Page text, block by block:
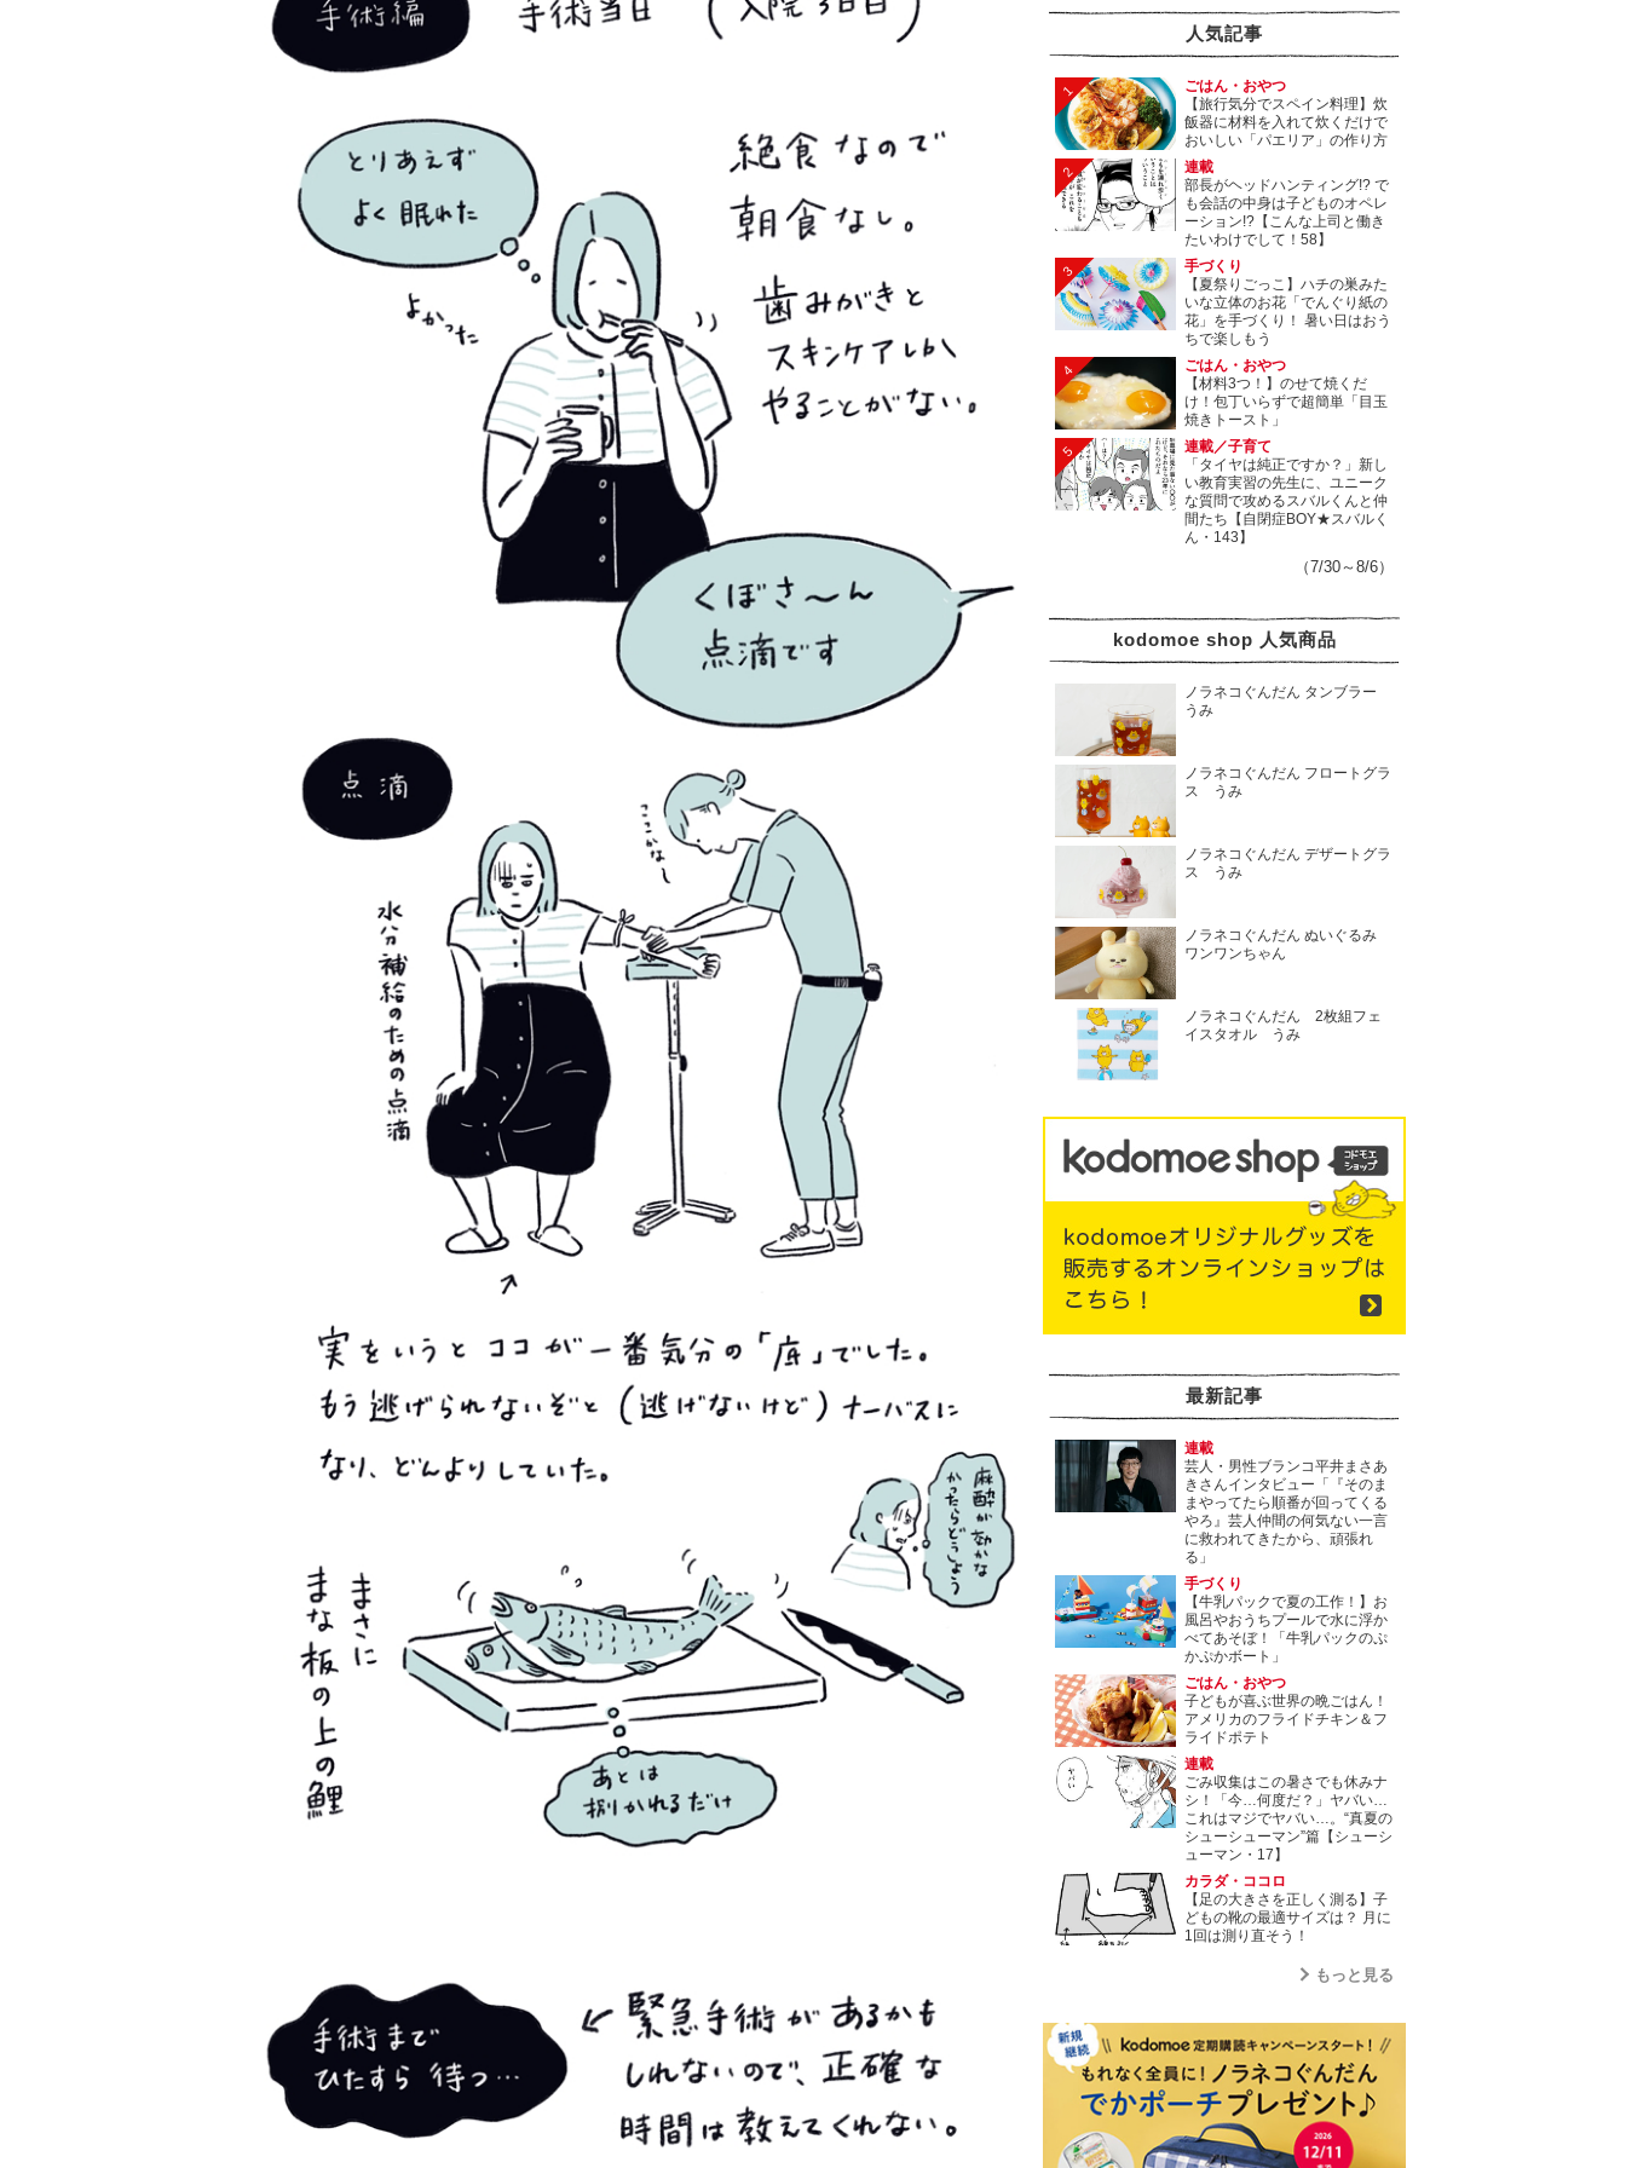
人気記事
1
ごはん・おやつ
【旅行気分でスペイン料理】炊
飯器に材料を入れて炊くだけで
おいしい「パエリア」の作り方
2
連載
部長がヘッドハンティング!? で
も会話の中身は子どものオペレ
ーション!?【こんな上司と働き
たいわけでして！58】
3
手づくり
【夏祭りごっこ】ハチの巣みた
いな立体のお花「でんぐり紙の
花」を手づくり！ 暑い日はおう
ちで楽しもう
4
ごはん・おやつ
【材料3つ！】のせて焼くだ
け！包丁いらずで超簡単「目玉
焼きトースト」
5
連載／子育て
「タイヤは純正ですか？」新し
い教育実習の先生に、ユニーク
な質問で攻めるスバルくんと仲
間たち【自閉症BOY★スバルく
ん・143】
（7/30～8/6）
kodomoe shop 人気商品
ノラネコぐんだん タンブラー
うみ
ノラネコぐんだん フロートグラ
ス うみ
ノラネコぐんだん デザートグラ
ス うみ
ノラネコぐんだん ぬいぐるみ
ワンワンちゃん
ノラネコぐんだん 2枚組フェ
イスタオル うみ
最新記事
連載
芸人・男性ブランコ平井まさあ
きさんインタビュー「『そのま
まやってたら順番が回ってくる
やろ』芸人仲間の何気ない一言
に救われてきたから、頑張れ
る」
手づくり
【牛乳パックで夏の工作！】お
風呂やおうちプールで水に浮か
べてあそぼ！「牛乳パックのぷ
かぷかボート」
ごはん・おやつ
子どもが喜ぶ世界の晩ごはん！
アメリカのフライドチキン＆フ
ライドポテト
連載
ごみ収集はこの暑さでも休みナ
シ！「今…何度だ？」ヤバい…
これはマジでヤバい…。“真夏の
シューシューマン”篇【シューシ
ューマン・17】
カラダ・ココロ
【足の大きさを正しく測る】子
どもの靴の最適サイズは？ 月に
1回は測り直そう！
もっと見る